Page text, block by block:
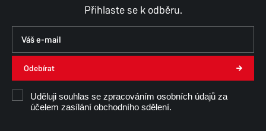
Přihlaste se k odběru.
Odebírat
Uděluji souhlas se zpracováním osobních údajů za
účelem zasílání obchodního sdělení.